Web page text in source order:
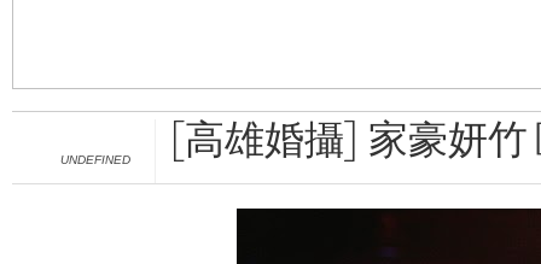
UNDEFINED [高雄婚攝] 家豪妍竹